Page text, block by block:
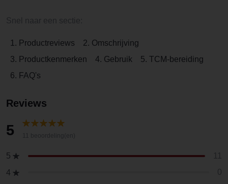
1. Productreviews
2. Omschrijving
3. Productkenmerken
4. Gebruik
5. TCM-bereiding
6. FAQ's
Reviews
5
5
4